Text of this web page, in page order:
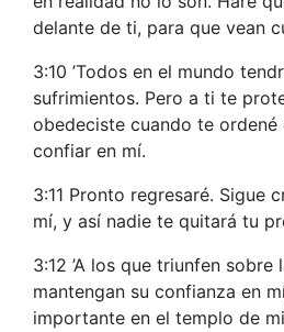
delante de ti, para que vean
3:10 ’Todos en el mundo
sufrimientos. Pero a ti te
obedeciste cuando te ordené
confiar en mí.
3:11 Pronto regresaré. Sigue
mí, y así nadie te quitará tu
3:12 ’A los que triunfen
mantengan su confianza en
importante en el templo de